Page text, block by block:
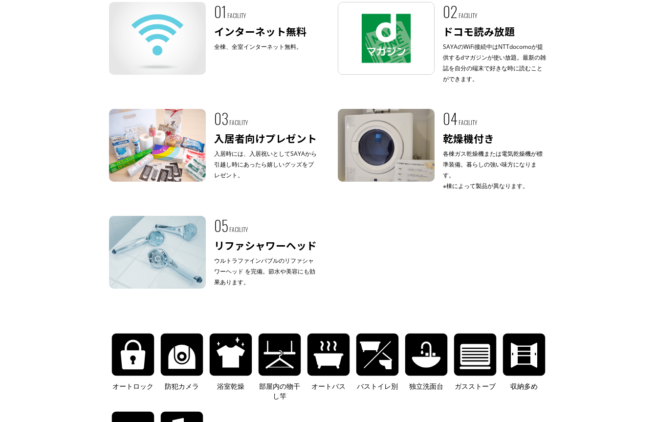
01 FACILITY
インターネット無料
全棟、全室インターネット無料。
02 FACILITY
ドコモ読み放題
SAYAのWiFi接続中はNTTdocomoが提
供するdマガジンが使い放題。最新の雑
誌を自分の端末で好きな時に読むこと
ができます。
03 FACILITY
入居者向けプレゼント
入居時には、入居祝いとしてSAYAから
引越し時にあったら嬉しいグッズをプ
レゼント。
04 FACILITY
乾燥機付き
各棟ガス乾燥機または電気乾燥機が標
準装備。暮らしの強い味方になりま
す。
※棟によって製品が異なります。
05 FACILITY
リファシャワーヘッド
ウルトラファインバブルのリファシャ
ワーヘッド を完備。節水や美容にも効
果あります。
オートロック 防犯カメラ 浴室乾燥
部屋内の物干
し竿
オートバス バストイレ別 独立洗面台 ガスストーブ 収納多め